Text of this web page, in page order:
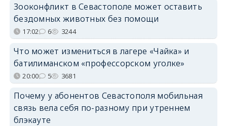
Зооконфликт в Севастополе может оставить
бездомных животных без помощи
17:02 6 3244
Что может измениться в лагере «Чайка» и
батилиманском «профессорском уголке»
20:00 5 3681
Почему у абонентов Севастополя мобильная
связь вела себя по-разному при утреннем
блэкауте